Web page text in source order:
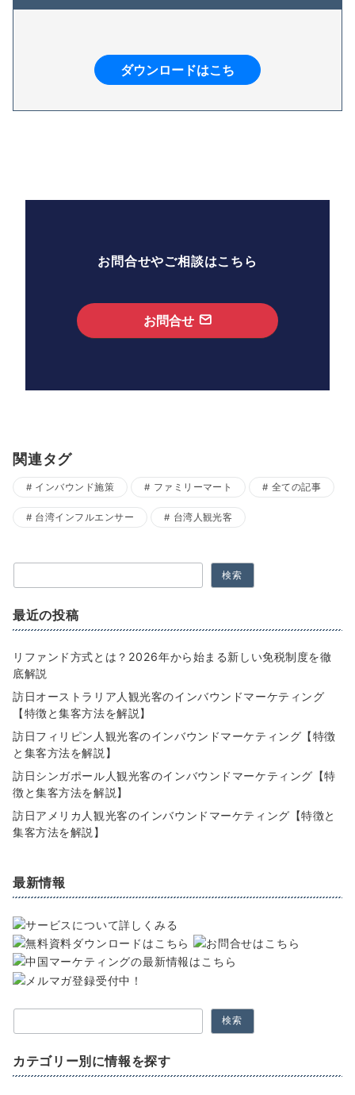
ダウンロードはこち
お問合せやご相談はこちら
お問合せ
関連タグ
インバウンド施策 ファミリーマート 全ての記事
台湾インフルエンサー 台湾人観光客
検索
最近の投稿
リファンド方式とは？2026年から始まる新しい免税制度を徹
底解説
訪日オーストラリア人観光客のインバウンドマーケティング
【特徴と集客方法を解説】
訪日フィリピン人観光客のインバウンドマーケティング【特徴
と集客方法を解説】
訪日シンガポール人観光客のインバウンドマーケティング【特
徴と集客方法を解説】
訪日アメリカ人観光客のインバウンドマーケティング【特徴と
集客方法を解説】
最新情報
検索
カテゴリー別に情報を探す